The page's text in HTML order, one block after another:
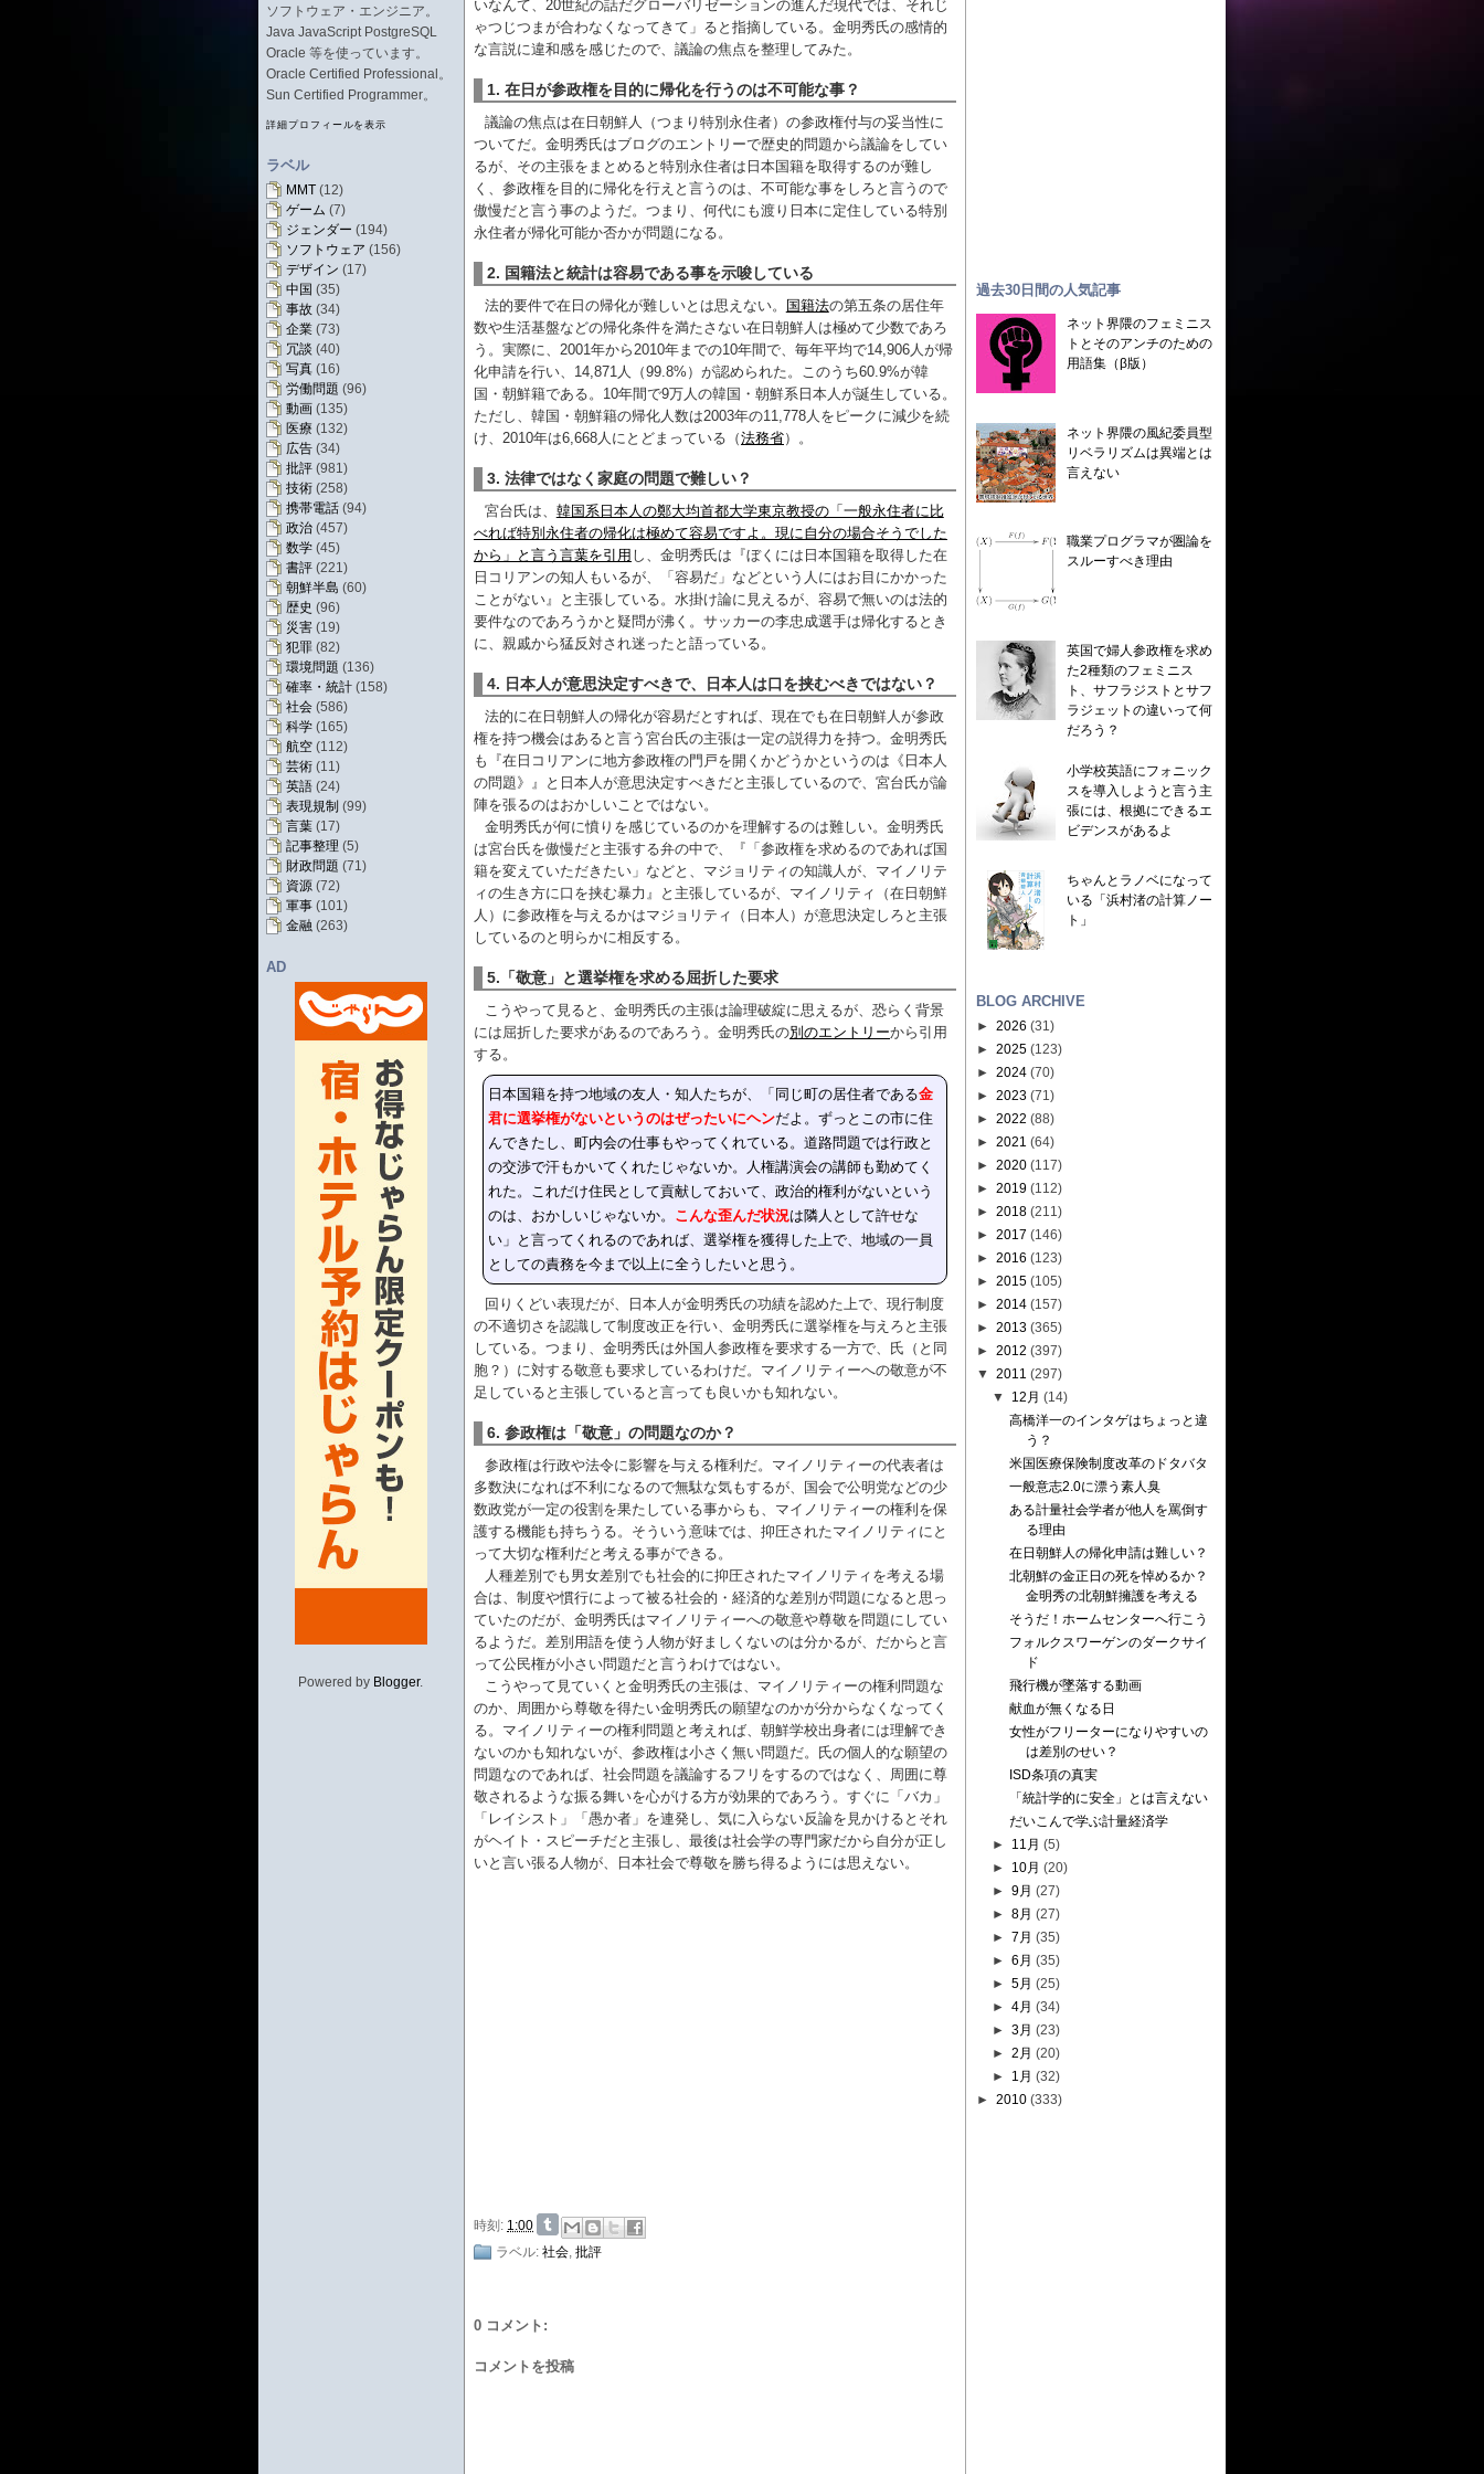
ソフトウェア・エンジニア。
Java JavaScript PostgreSQL
Oracle 等を使っています。
Oracle Certified Professional。
Sun Certified Programmer。
詳細プロフィールを表示
ラベル
MMT (12)
ゲーム (7)
ジェンダー (194)
ソフトウェア (156)
デザイン (17)
中国 (35)
事故 (34)
企業 (73)
冗談 (40)
写真 (16)
労働問題 (96)
動画 (135)
医療 (132)
広告 (34)
批評 (981)
技術 (258)
携帯電話 (94)
政治 (457)
数学 (45)
書評 (221)
朝鮮半島 (60)
歴史 (96)
災害 (19)
犯罪 (82)
環境問題 (136)
確率・統計 (158)
社会 (586)
科学 (165)
航空 (112)
芸術 (11)
英語 (24)
表現規制 (99)
言葉 (17)
記事整理 (5)
財政問題 (71)
資源 (72)
軍事 (101)
金融 (263)
AD
Powered by Blogger.
いなんて、20世紀の話だグローバリゼーションの進んだ現代では、それじ
ゃつじつまが合わなくなってきて」ると指摘している。金明秀氏の感情的
な言説に違和感を感じたので、議論の焦点を整理してみた。
1. 在日が参政権を目的に帰化を行うのは不可能な事？
議論の焦点は在日朝鮮人（つまり特別永住者）の参政権付与の妥当性に
ついてだ。金明秀氏はブログのエントリーで歴史的問題から議論をしてい
るが、その主張をまとめると特別永住者は日本国籍を取得するのが難し
く、参政権を目的に帰化を行えと言うのは、不可能な事をしろと言うので
傲慢だと言う事のようだ。つまり、何代にも渡り日本に定住している特別
永住者が帰化可能か否かが問題になる。
2. 国籍法と統計は容易である事を示唆している
法的要件で在日の帰化が難しいとは思えない。 国籍法の第五条の居住年
数や生活基盤などの帰化条件を満たさない在日朝鮮人は極めて少数であろ
う。実際に、2001年から2010年までの10年間で、毎年平均で14,906人が帰
化申請を行い、14,871人（99.8%）が認められた。このうち60.9%が韓
国・朝鮮籍である。10年間で9万人の韓国・朝鮮系日本人が誕生している。
ただし、韓国・朝鮮籍の帰化人数は2003年の11,778人をピークに減少を続
け、2010年は6,668人にとどまっている（法務省）。
3. 法律ではなく家庭の問題で難しい？
宮台氏は、 韓国系日本人の鄭大均首都大学東京教授の「一般永住者に比
べれば特別永住者の帰化は極めて容易ですよ。現に自分の場合そうでした
から」と言う言葉を引用 し、金明秀氏は『ぼくには日本国籍を取得した在
日コリアンの知人もいるが、「容易だ」などという人にはお目にかかった
ことがない』と主張している。水掛け論に見えるが、容易で無いのは法的
要件なのであろうかと疑問が沸く。サッカーの李忠成選手は帰化するとき
に、親戚から猛反対され迷ったと語っている。
4. 日本人が意思決定すべきで、日本人は口を挟むべきではない？
法的に在日朝鮮人の帰化が容易だとすれば、現在でも在日朝鮮人が参政
権を持つ機会はあると言う宮台氏の主張は一定の説得力を持つ。金明秀氏
も『在日コリアンに地方参政権の門戸を開くかどうかというのは《日本人
の問題》』と日本人が意思決定すべきだと主張しているので、宮台氏が論
陣を張るのはおかしいことではない。
金明秀氏が何に憤りを感じているのかを理解するのは難しい。金明秀氏
は宮台氏を傲慢だと主張する弁の中で、『「参政権を求めるのであれば国
籍を変えていただきたい」などと、マジョリティの知識人が、マイノリテ
ィの生き方に口を挟む暴力』と主張しているが、マイノリティ（在日朝鮮
人）に参政権を与えるかはマジョリティ（日本人）が意思決定しろと主張
しているのと明らかに相反する。
5.「敬意」と選挙権を求める屈折した要求
こうやって見ると、金明秀氏の主張は論理破綻に思えるが、恐らく背景
には屈折した要求があるのであろう。金明秀氏の別のエントリーから引用
する。
日本国籍を持つ地域の友人・知人たちが、「同じ町の居住者である金
君に選挙権がないというのはぜったいにヘンだよ。ずっとこの市に住
んできたし、町内会の仕事もやってくれている。道路問題では行政と
の交渉で汗もかいてくれたじゃないか。人権講演会の講師も勤めてく
れた。これだけ住民として貢献しておいて、政治的権利がないという
のは、おかしいじゃないか。 こんな歪んだ状況は隣人として許せな
い」と言ってくれるのであれば、選挙権を獲得した上で、地域の一員
としての責務を今まで以上に全うしたいと思う。
回りくどい表現だが、日本人が金明秀氏の功績を認めた上で、現行制度
の不適切さを認識して制度改正を行い、金明秀氏に選挙権を与えろと主張
している。つまり、金明秀氏は外国人参政権を要求する一方で、氏（と同
胞？）に対する敬意も要求しているわけだ。マイノリティーへの敬意が不
足していると主張していると言っても良いかも知れない。
6. 参政権は「敬意」の問題なのか？
参政権は行政や法令に影響を与える権利だ。マイノリティーの代表者は
多数決になれば不利になるので無駄な気もするが、国会で公明党などの少
数政党が一定の役割を果たしている事からも、マイノリティーの権利を保
護する機能も持ちうる。そういう意味では、抑圧されたマイノリティにと
って大切な権利だと考える事ができる。
人種差別でも男女差別でも社会的に抑圧されたマイノリティを考える場
合は、制度や慣行によって被る社会的・経済的な差別が問題になると思っ
ていたのだが、金明秀氏はマイノリティーへの敬意や尊敬を問題にしてい
るようだ。差別用語を使う人物が好ましくないのは分かるが、だからと言
って公民権が小さい問題だと言うわけではない。
こうやって見ていくと金明秀氏の主張は、マイノリティーの権利問題な
のか、周囲から尊敬を得たい金明秀氏の願望なのかが分からなくなってく
る。マイノリティーの権利問題と考えれば、朝鮮学校出身者には理解でき
ないのかも知れないが、参政権は小さく無い問題だ。氏の個人的な願望の
問題なのであれば、社会問題を議論するフリをするのではなく、周囲に尊
敬されるような振る舞いを心がける方が効果的であろう。すぐに「バカ」
「レイシスト」「愚か者」を連発し、気に入らない反論を見かけるとそれ
がヘイト・スピーチだと主張し、最後は社会学の専門家だから自分が正し
いと言い張る人物が、日本社会で尊敬を勝ち得るようには思えない。
時刻: 1:00
ラベル: 社会 批評
0 コメント:
コメントを投稿
過去30日間の人気記事
ネット界隈のフェミニス
トとそのアンチのための
用語集（β版）
ネット界隈の風紀委員型
リベラリズムは異端とは
言えない
職業プログラマが圏論を
スルーすべき理由
英国で婦人参政権を求め
た2種類のフェミニス
ト、サフラジストとサフ
ラジェットの違いって何
だろう？
小学校英語にフォニック
スを導入しようと言う主
張には、根拠にできるエ
ビデンスがあるよ
ちゃんとラノベになって
いる「浜村渚の計算ノー
ト」
BLOG ARCHIVE
► 2026 (31)
► 2025 (123)
► 2024 (70)
► 2023 (71)
► 2022 (88)
► 2021 (64)
► 2020 (117)
► 2019 (112)
► 2018 (211)
► 2017 (146)
► 2016 (123)
► 2015 (105)
► 2014 (157)
► 2013 (365)
► 2012 (397)
▼ 2011 (297)
▼
12月 (14)
高橋洋一のインタゲはちょっと違
う？
米国医療保険制度改革のドタバタ
一般意志2.0に漂う素人臭
ある計量社会学者が他人を罵倒す
る理由
在日朝鮮人の帰化申請は難しい？
北朝鮮の金正日の死を悼めるか？
金明秀の北朝鮮擁護を考える
そうだ！ホームセンターへ行こう
フォルクスワーゲンのダークサイ
ド
飛行機が墜落する動画
献血が無くなる日
女性がフリーターになりやすいの
は差別のせい？
ISD条項の真実
「統計学的に安全」とは言えない
だいこんで学ぶ計量経済学
► 11月 (5)
► 10月 (20)
►9月 (27)
►8月 (27)
►7月 (35)
►6月 (35)
►5月 (25)
►4月 (34)
►3月 (23)
►2月 (20)
► 1月 (32)
► 2010 (333)